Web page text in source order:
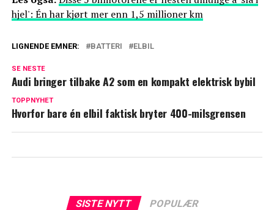
hjel': Én har kjørt mer enn 1,5 millioner km
LIGNENDE EMNER: BATTERI ELBIL
SE NESTE
Audi bringer tilbake A2 som en kompakt elektrisk bybil
TOPPNYHET
Hvorfor bare én elbil faktisk bryter 400-milsgrensen
SISTE NYTT POPULÆR